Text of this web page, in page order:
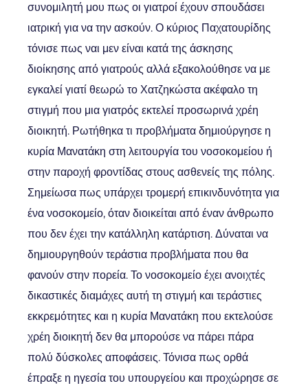
συνομιλητή μου πως οι γιατροί έχουν σπουδάσει
ιατρική για να την ασκούν. Ο κύριος Παχατουρίδης
τόνισε πως ναι μεν είναι κατά της άσκησης
διοίκησης από γιατρούς αλλά εξακολούθησε να με
εγκαλεί γιατί θεωρώ το Χατζηκώστα ακέφαλο τη
στιγμή που μια γιατρός εκτελεί προσωρινά χρέη
διοικητή. Ρωτήθηκα τι προβλήματα δημιούργησε η
κυρία Μανατάκη στη λειτουργία του νοσοκομείου ή
στην παροχή φροντίδας στους ασθενείς της πόλης.
Σημείωσα πως υπάρχει τρομερή επικινδυνότητα για
ένα νοσοκομείο, όταν διοικείται από έναν άνθρωπο
που δεν έχει την κατάλληλη κατάρτιση. Δύναται να
δημιουργηθούν τεράστια προβλήματα που θα
φανούν στην πορεία. Το νοσοκομείο έχει ανοιχτές
δικαστικές διαμάχες αυτή τη στιγμή και τεράστιες
εκκρεμότητες και η κυρία Μανατάκη που εκτελούσε
χρέη διοικητή δεν θα μπορούσε να πάρει πάρα
πολύ δύσκολες αποφάσεις. Τόνισα πως ορθά
έπραξε η ηγεσία του υπουργείου και προχώρησε σε